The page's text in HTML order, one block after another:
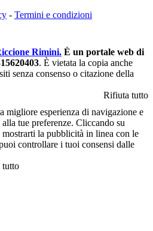
- Termini e condizioni
Rimini. È un portale web di
. È vietata la copia anche
senza consenso o citazione della
Rifiuta tutto
migliore esperienza di navigazione e
tue preferenze. Cliccando su
la pubblicità in linea con le
controllare i tuoi consensi dalle
tutto